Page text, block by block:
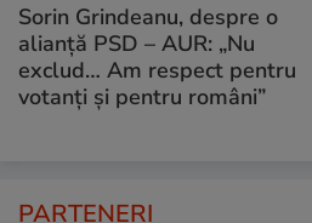
Sorin Grindeanu, despre o
alianță PSD – AUR: „Nu
exclud… Am respect pentru
votanți și pentru români”
PARTENERI